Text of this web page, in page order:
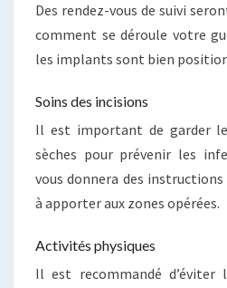
Des rendez-vous de suivi
comment se déroule votre
les implants sont bien
Soins des incisions
Il est important de garder
sèches pour prévenir les
vous donnera des
à apporter aux zones opérées.
Activités physiques
Il est recommandé d’éviter